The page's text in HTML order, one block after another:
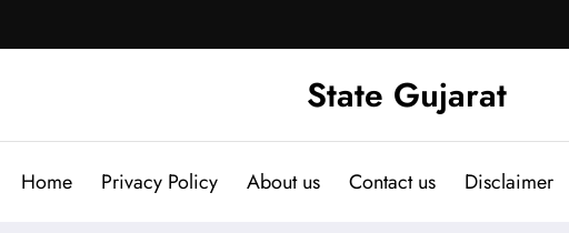
State Gujarat
Home Privacy Policy About us Contact us Disclaimer